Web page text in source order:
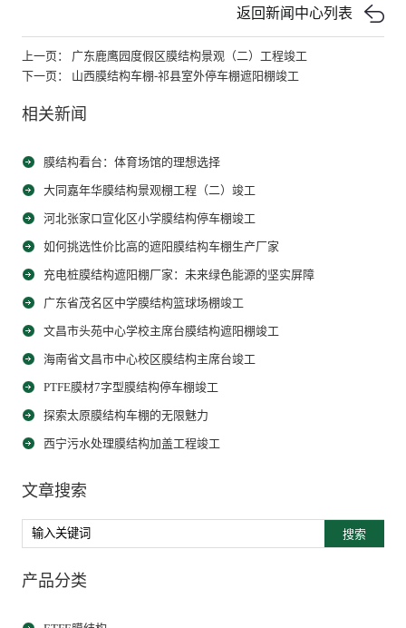
返回新闻中心列表
上一页： 广东鹿鹰园度假区膜结构景观（二）工程竣工
下一页： 山西膜结构车棚-祁县室外停车棚遮阳棚竣工
相关新闻
膜结构看台：体育场馆的理想选择
大同嘉年华膜结构景观棚工程（二）竣工
河北张家口宣化区小学膜结构停车棚竣工
如何挑选性价比高的遮阳膜结构车棚生产厂家
充电桩膜结构遮阳棚厂家：未来绿色能源的坚实屏障
广东省茂名区中学膜结构篮球场棚竣工
文昌市头苑中心学校主席台膜结构遮阳棚竣工
海南省文昌市中心校区膜结构主席台竣工
PTFE膜材7字型膜结构停车棚竣工
探索太原膜结构车棚的无限魅力
西宁污水处理膜结构加盖工程竣工
文章搜索
搜索
产品分类